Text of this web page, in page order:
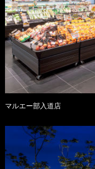
マルエー部入道店